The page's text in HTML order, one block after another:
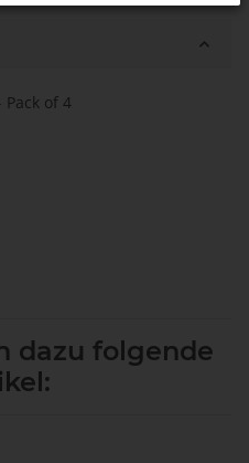
Pack of 4
dazu folgende